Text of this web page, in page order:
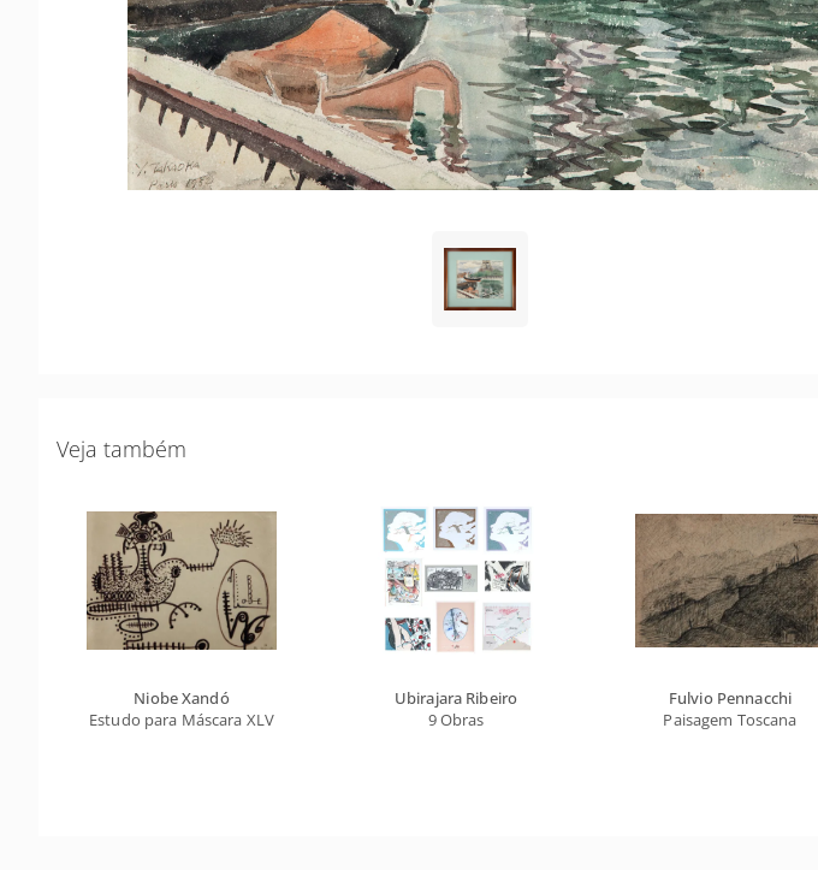
Veja também
Niobe Xandó
Estudo para Máscara XLV
Ubirajara Ribeiro
9 Obras
Fulvio Pennacchi
Paisagem Toscana